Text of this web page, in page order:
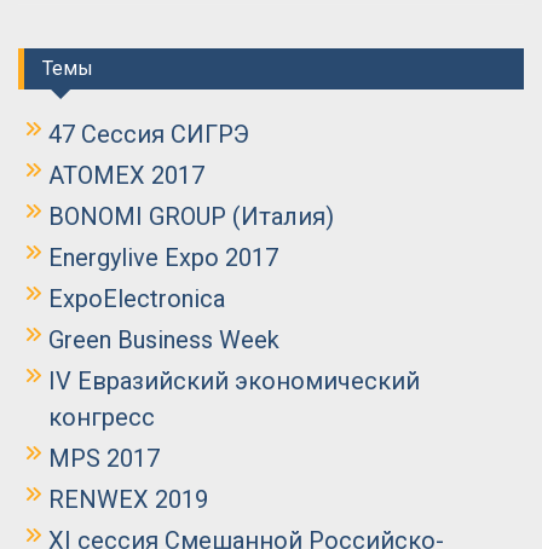
Темы
47 Сессия СИГРЭ
ATOMEX 2017
BONOMI GROUP (Италия)
Energylive Expo 2017
ExpoElectronica
Green Business Week
IV Евразийский экономический
конгресс
MPS 2017
RENWEX 2019
XI сессия Смешанной Российско-